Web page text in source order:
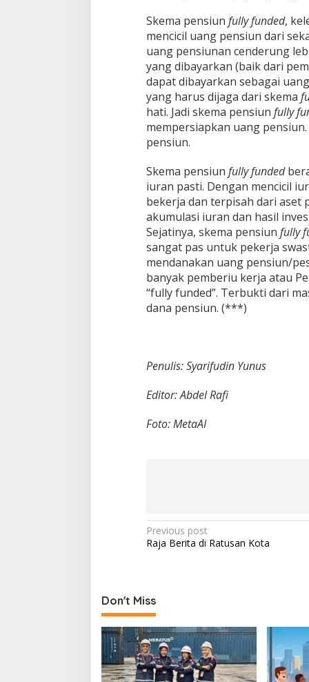
Skema pensiun fully funded,
mencicil uang pensiun dari
uang pensiunan cenderung
yang dibayarkan (baik dari
dapat dibayarkan sebagai
yang harus dijaga dari skema
hati. Jadi skema pensiun fully
mempersiapkan uang
pensiun.
Skema pensiun fully funded
iuran pasti. Dengan mencicil
bekerja dan terpisah dari aset
akumulasi iuran dan hasil
Sejatinya, skema pensiun fully
sangat pas untuk pekerja
mendanakan uang pensiun/
banyak pemberiu kerja atau
“fully funded”. Terbukti dari
dana pensiun. (***)
Penulis: Syarifudin Yunus
Editor: Abdel Rafi
Foto: MetaAI
P
o
n
a
v
i
Previous post
Raja Berita di Ratusan Kota
Don't Miss